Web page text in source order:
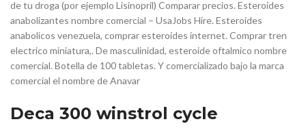
de tu droga (por ejemplo Lisinopril) Comparar precios. Esteroides
anabolizantes nombre comercial – UsaJobs Hire. Esteroides
anabolicos venezuela, comprar esteroides internet. Comprar tren
electrico miniatura,. De masculinidad, esteroide oftalmico nombre
comercial. Botella de 100 tabletas. Y comercializado bajo la marca
comercial el nombre de Anavar
Deca 300 winstrol cycle